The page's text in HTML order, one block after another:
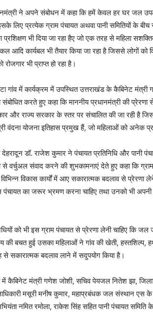
ने अपने संबोधन में कहा कि हमें केवल हर घर जल
लिए प्रत्येक ग्राम पंचायत अथवा पानी समितियों के
भी दिया जा रहा हैए जो एक तरह से महिला
आदि कार्यबल भी तैयार किया जा रहा है जिससे लोगों को
भी प्राप्त हो रहा है।
गांव में कार्यक्रम में उपस्थित उत्तराखंड के कैबिनेट
संबोधित करते हुए कहा कि माननीय प्रधानमंत्री की
और राज्य सरकार के स्तर पर संचालित की जा रही है
वंदना योजना इतिहास प्रमुख हैं, जो महिलाओं को अनेक
देहरादून डॉ. राजेश कुमार ने पंचायत प्रतिनिधि और पानी
से वर्चुअल संवाद करने की शुभकामनाएं देते हुए कहा कि
विकास कार्यों में आए सकारात्मक बदलाव से प्रेरणा
पंचायत का जरूर भ्रमण करना चाहिए तथा उनको भी अपनी
को भी इस ग्राम पंचायत से प्रेरणा लेनी चाहिए कि
की बचत हुई उसका महिलाओं ने गांव की खेती, हस्तशिल्प,
से सकारात्मक बदलाव लाने में सदुपयोग किया है।
में कैबिनेट मंत्री गणेश जोशी, सचिव पेयजल नितेश झा,
मसूरी मनीष कुमार, महाप्रबंधक जल संस्थान एस
नमित रमोला, राकेश सिंह सहित पानी पंचायत